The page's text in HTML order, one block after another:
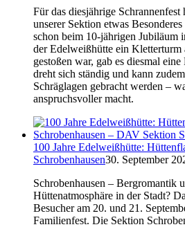
Für das diesjährige Schrannenfest
unserer Sektion etwas
schon beim 10-jährigen Jubiläum
der Edelweißhütte ein Kletterturm
gestoßen war, gab es diesmal
dreht sich ständig und kann
Schräglagen gebracht werden –
anspruchsvoller macht.
100 Jahre Edelweißhütte:
Schrobenhausen30. September
Schrobenhausen – Bergromantik
Hüttenatmosphäre in der Stadt?
Besucher am 20. und 21.
Familienfest. Die Sektion